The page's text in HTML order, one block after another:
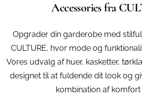
Accessories fra
Opgrader din garderobe med
CULTURE, hvor mode og
Vores udvalg af huer, kasketter,
designet til at fuldende dit look og
kombination af komfort